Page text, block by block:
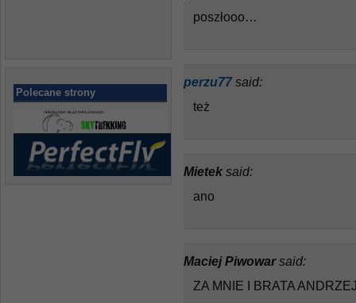
Polecane strony
poszłooo…
perzu77 said:
też
Mietek said:
ano
Maciej Piwowarsaid:
ZA MNIE I BRATA